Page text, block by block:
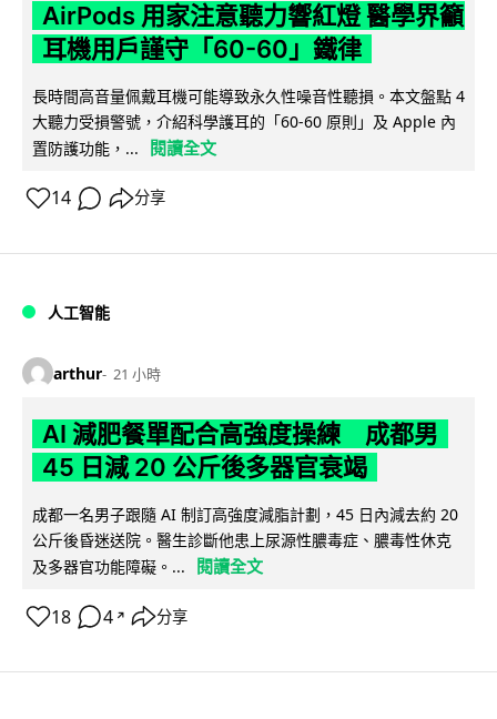
AirPods 用家注意聽力響紅燈 醫學界籲
耳機用戶謹守「60-60」鐵律
長時間高音量佩戴耳機可能導致永久性噪音性聽損。本文盤點 4
大聽力受損警號，介紹科學護耳的「60-60 原則」及 Apple 內
置防護功能，...
閱讀全文
14 分享
人工智能
arthur 21 小時
AI 減肥餐單配合高強度操練 成都男
45 日減 20 公斤後多器官衰竭
成都一名男子跟隨 AI 制訂高強度減脂計劃，45 日內減去約 20
公斤後昏迷送院。醫生診斷他患上尿源性膿毒症、膿毒性休克
及多器官功能障礙。...
閱讀全文
18 4 ↗ 分享